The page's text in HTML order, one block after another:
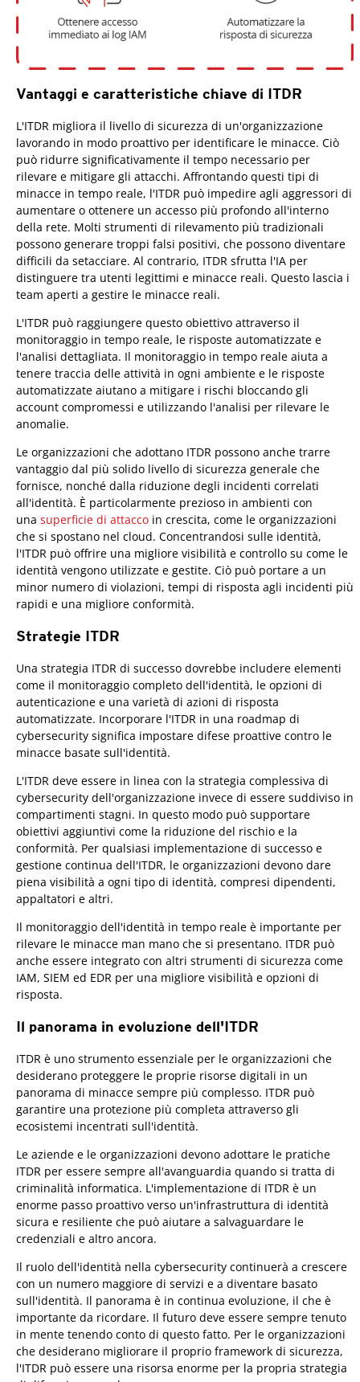
Vantaggi e caratteristiche chiave di ITDR
L'ITDR migliora il livello di sicurezza di un'organizzazione
lavorando in modo proattivo per identificare le minacce. Ciò
può ridurre significativamente il tempo necessario per
rilevare e mitigare gli attacchi. Affrontando questi tipi di
minacce in tempo reale, l'ITDR può impedire agli aggressori di
aumentare o ottenere un accesso più profondo all'interno
della rete. Molti strumenti di rilevamento più tradizionali
possono generare troppi falsi positivi, che possono diventare
difficili da setacciare. Al contrario, ITDR sfrutta l'IA per
distinguere tra utenti legittimi e minacce reali. Questo lascia i
team aperti a gestire le minacce reali.
L'ITDR può raggiungere questo obiettivo attraverso il
monitoraggio in tempo reale, le risposte automatizzate e
l'analisi dettagliata. Il monitoraggio in tempo reale aiuta a
tenere traccia delle attività in ogni ambiente e le risposte
automatizzate aiutano a mitigare i rischi bloccando gli
account compromessi e utilizzando l'analisi per rilevare le
anomalie.
Le organizzazioni che adottano ITDR possono anche trarre
vantaggio dal più solido livello di sicurezza generale che
fornisce, nonché dalla riduzione degli incidenti correlati
all'identità. È particolarmente prezioso in ambienti con
una superficie di attacco in crescita, come le organizzazioni
che si spostano nel cloud. Concentrandosi sulle identità,
l'ITDR può offrire una migliore visibilità e controllo su come le
identità vengono utilizzate e gestite. Ciò può portare a un
minor numero di violazioni, tempi di risposta agli incidenti più
rapidi e una migliore conformità.
Strategie ITDR
Una strategia ITDR di successo dovrebbe includere elementi
come il monitoraggio completo dell'identità, le opzioni di
autenticazione e una varietà di azioni di risposta
automatizzate. Incorporare l'ITDR in una roadmap di
cybersecurity significa impostare difese proattive contro le
minacce basate sull'identità.
L'ITDR deve essere in linea con la strategia complessiva di
cybersecurity dell'organizzazione invece di essere suddiviso in
compartimenti stagni. In questo modo può supportare
obiettivi aggiuntivi come la riduzione del rischio e la
conformità. Per qualsiasi implementazione di successo e
gestione continua dell'ITDR, le organizzazioni devono dare
piena visibilità a ogni tipo di identità, compresi dipendenti,
appaltatori e altri.
Il monitoraggio dell'identità in tempo reale è importante per
rilevare le minacce man mano che si presentano. ITDR può
anche essere integrato con altri strumenti di sicurezza come
IAM, SIEM ed EDR per una migliore visibilità e opzioni di
risposta.
Il panorama in evoluzione dell'ITDR
ITDR è uno strumento essenziale per le organizzazioni che
desiderano proteggere le proprie risorse digitali in un
panorama di minacce sempre più complesso. ITDR può
garantire una protezione più completa attraverso gli
ecosistemi incentrati sull'identità.
Le aziende e le organizzazioni devono adottare le pratiche
ITDR per essere sempre all'avanguardia quando si tratta di
criminalità informatica. L'implementazione di ITDR è un
enorme passo proattivo verso un'infrastruttura di identità
sicura e resiliente che può aiutare a salvaguardare le
credenziali e altro ancora.
Il ruolo dell'identità nella cybersecurity continuerà a crescere
con un numero maggiore di servizi e a diventare basato
sull'identità. Il panorama è in continua evoluzione, il che è
importante da ricordare. Il futuro deve essere sempre tenuto
in mente tenendo conto di questo fatto. Per le organizzazioni
che desiderano migliorare il proprio framework di sicurezza,
l'ITDR può essere una risorsa enorme per la propria strategia